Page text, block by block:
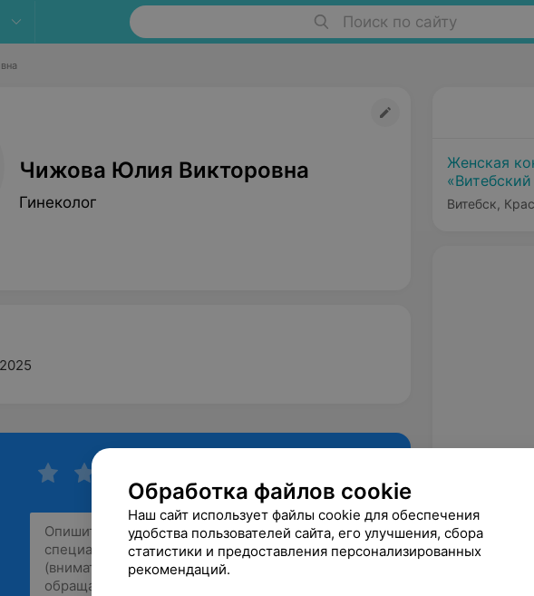
Поиск по сайту
Чижова Юлия Викторовна
Гинеколог
Женская
родильный
Витебск,
Обработка файлов cookie
Наш сайт использует файлы cookie для обеспечения
удобства пользователей сайта, его улучшения, сбора
статистики и предоставления персонализированных
рекомендаций.